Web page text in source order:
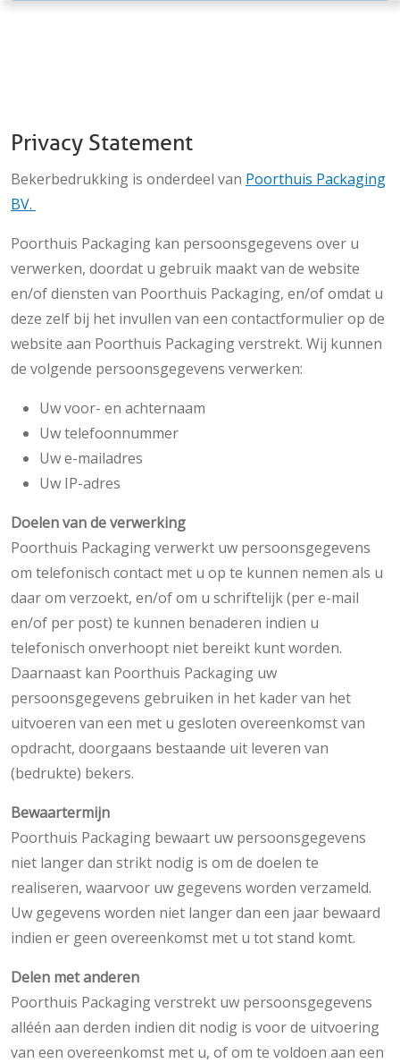
Privacy Statement
Bekerbedrukking is onderdeel van Poorthuis Packaging
BV.
Poorthuis Packaging kan persoonsgegevens over u
verwerken, doordat u gebruik maakt van de website
en/of diensten van Poorthuis Packaging, en/of omdat u
deze zelf bij het invullen van een contactformulier op de
website aan Poorthuis Packaging verstrekt. Wij kunnen
de volgende persoonsgegevens verwerken:
Uw voor- en achternaam
Uw telefoonnummer
Uw e-mailadres
Uw IP-adres
Doelen van de verwerking
Poorthuis Packaging verwerkt uw persoonsgegevens
om telefonisch contact met u op te kunnen nemen als u
daar om verzoekt, en/of om u schriftelijk (per e-mail
en/of per post) te kunnen benaderen indien u
telefonisch onverhoopt niet bereikt kunt worden.
Daarnaast kan Poorthuis Packaging uw
persoonsgegevens gebruiken in het kader van het
uitvoeren van een met u gesloten overeenkomst van
opdracht, doorgaans bestaande uit leveren van
(bedrukte) bekers.
Bewaartermijn
Poorthuis Packaging bewaart uw persoonsgegevens
niet langer dan strikt nodig is om de doelen te
realiseren, waarvoor uw gegevens worden verzameld.
Uw gegevens worden niet langer dan een jaar bewaard
indien er geen overeenkomst met u tot stand komt.
Delen met anderen
Poorthuis Packaging verstrekt uw persoonsgegevens
alléén aan derden indien dit nodig is voor de uitvoering
van een overeenkomst met u, of om te voldoen aan een